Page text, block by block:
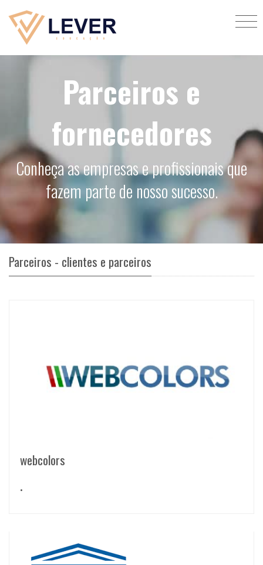
Parceiros e
fornecedores
Conheça as empresas e profissionais que
fazem parte de nosso sucesso.
Parceiros - clientes e parceiros
webcolors
•